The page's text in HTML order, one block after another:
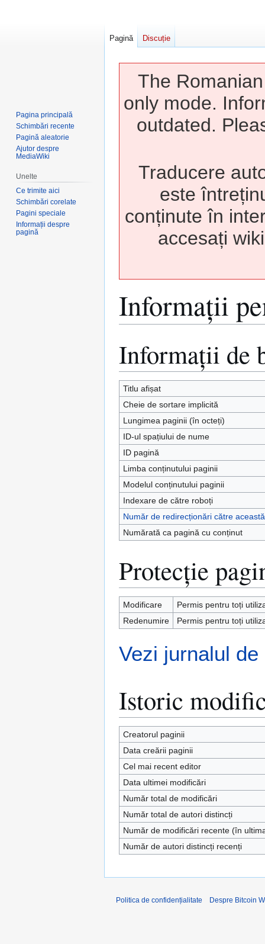
The
only mode.
outdated.
Traducere
este
conținute în
accesați
Informații
Informații de
Titlu afișat
Cheie de sortare implicită
Lungimea paginii (în octeți)
ID-ul spațiului de nume
ID pagină
Limba conținutului paginii
Modelul conținutului paginii
Indexare de către roboți
Număr de redirecționări către
Numărată ca pagină cu conținut
Protecție
Modificare
Permis pentru toți
Redenumire
Permis pentru toți
Vezi jurnalul
Istoric
Creatorul paginii
Data creării paginii
Cel mai recent editor
Data ultimei modificări
Număr total de modificări
Număr total de autori distincți
Număr de modificări recente (în
Număr de autori distincți recenți
Pagină Discuție
Pagina principală
Schimbări recente
Pagină aleatorie
Ajutor despre
MediaWiki
Unelte
Ce trimite aici
Schimbări corelate
Pagini speciale
Informații despre
pagină
Politica de confidențialitate Despre Bitcoin